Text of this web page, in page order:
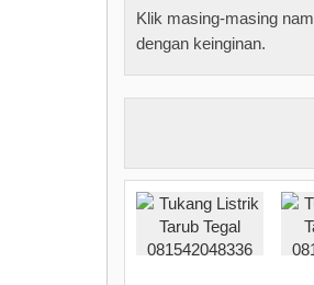
Klik masing-masing
dengan keinginan.